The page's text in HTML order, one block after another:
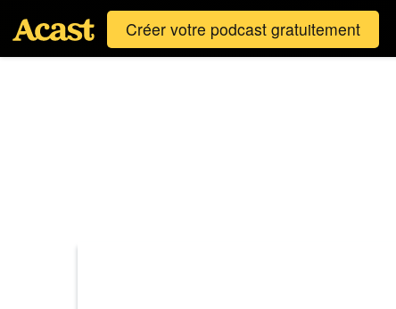
Créer votre podcast gratuitement